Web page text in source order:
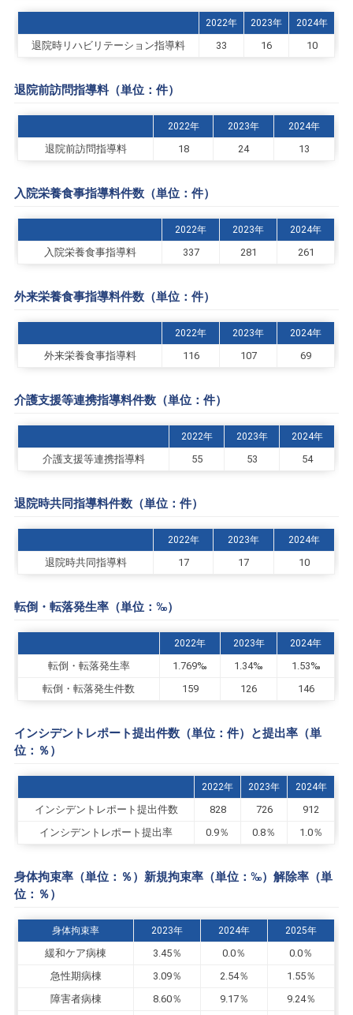
2022年 2023年 2024年
退院時リハビリテーション指導料 33 16 10
退院前訪問指導料（単位：件）
2022年 2023年 2024年
退院前訪問指導料 18 24 13
入院栄養食事指導料件数（単位：件）
2022年 2023年 2024年
入院栄養食事指導料 337 281 261
外来栄養食事指導料件数（単位：件）
2022年 2023年 2024年
外来栄養食事指導料 116 107 69
介護支援等連携指導料件数（単位：件）
2022年 2023年 2024年
介護支援等連携指導料 55 53 54
退院時共同指導料件数（単位：件）
2022年 2023年 2024年
退院時共同指導料 17 17 10
転倒・転落発生率（単位：‰）
2022年 2023年 2024年
転倒・転落発生率 1.769‰ 1.34‰
1.53‰
転倒・転落発生件数
159 126 146
インシデントレポート提出件数（単位：件）と提出率（単
位：％）
2022年 2023年 2024年
インシデントレポート提出件数 828 726
912
インシデントレポート提出率
0.9％ 0.8％ 1.0％
身体拘束率（単位：％）新規拘束率（単位：‰）解除率（単
位：％）
身体拘束率 2023年 2024年 2025年
緩和ケア病棟 3.45％ 0.0％
0.0％
急性期病棟
3.09％ 2.54％
1.55％
障害者病棟
8.60％ 9.17％
9.24％